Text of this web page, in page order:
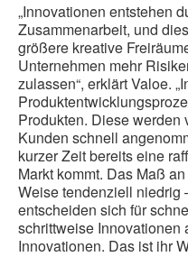
„Innovationen entstehen
Zusammenarbeit, und
größere kreative
Unternehmen mehr
zulassen“, erklärt Valoe.
Produkten. Diese werden
Kunden schnell
kurzer Zeit bereits eine
Markt kommt. Das Maß
Weise tendenziell niedrig
entscheiden sich für
schrittweise Innovationen
Innovationen. Das ist ihr